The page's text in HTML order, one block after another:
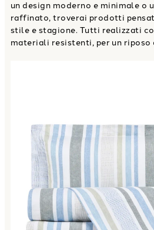
un design moderno e minimale o
raffinato, troverai prodotti
stile e stagione. Tutti realizzati
materiali resistenti, per un riposo